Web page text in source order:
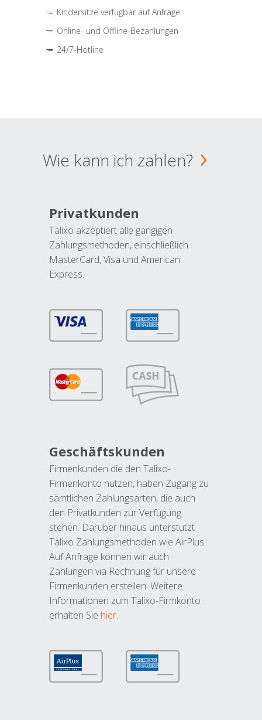
Kindersitze verfügbar auf Anfrage
Online- und Offline-Bezahlungen
24/7-Hotline
Wie kann ich zahlen?
Privatkunden
Talixo akzeptiert alle gängigen
Zahlungsmethoden, einschließlich
MasterCard, Visa und American
Express.
Geschäftskunden
Firmenkunden die den Talixo-
Firmenkonto nutzen, haben Zugang zu
sämtlichen Zahlungsarten, die auch
den Privatkunden zur Verfügung
stehen. Darüber hinaus unterstützt
Talixo Zahlungsmethoden wie AirPlus.
Auf Anfrage können wir auch
Zahlungen via Rechnung für unsere
Firmenkunden erstellen. Weitere
Informationen zum Talixo-Firmkonto
erhalten Sie hier.